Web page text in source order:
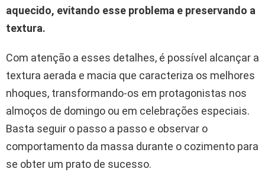
aquecido, evitando esse problema e preservando a
textura.
Com atenção a esses detalhes, é possível alcançar a
textura aerada e macia que caracteriza os melhores
nhoques, transformando-os em protagonistas nos
almoços de domingo ou em celebrações especiais.
Basta seguir o passo a passo e observar o
comportamento da massa durante o cozimento para
se obter um prato de sucesso.